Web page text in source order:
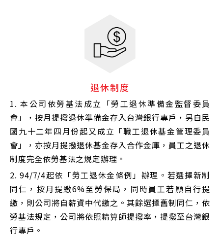
退休制度
1. 本公司依勞基法成立「勞工退休準備金監督委員
會」，按月提撥退休準備金存入台灣銀行專戶，另自民
國九十二年四月份起又成立「職工退休基金管理委員
會」，亦按月提撥退休基金存入合作金庫，員工之退休
制度完全依勞基法之規定辦理。
2. 94/7/4起依「勞工退休金條例」辦理。若選擇新制
同仁，按月提繳6%至勞保局，同時員工若願自行提
繳，則公司將自薪資中代繳之。其餘選擇舊制同仁，依
勞基法規定，公司將依照精算師提撥率，提撥至台灣銀
行專戶。